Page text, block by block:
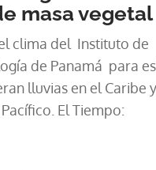
masa vegetal
clima del Instituto de
de Panamá para
lluvias en el Caribe y
El Tiempo: